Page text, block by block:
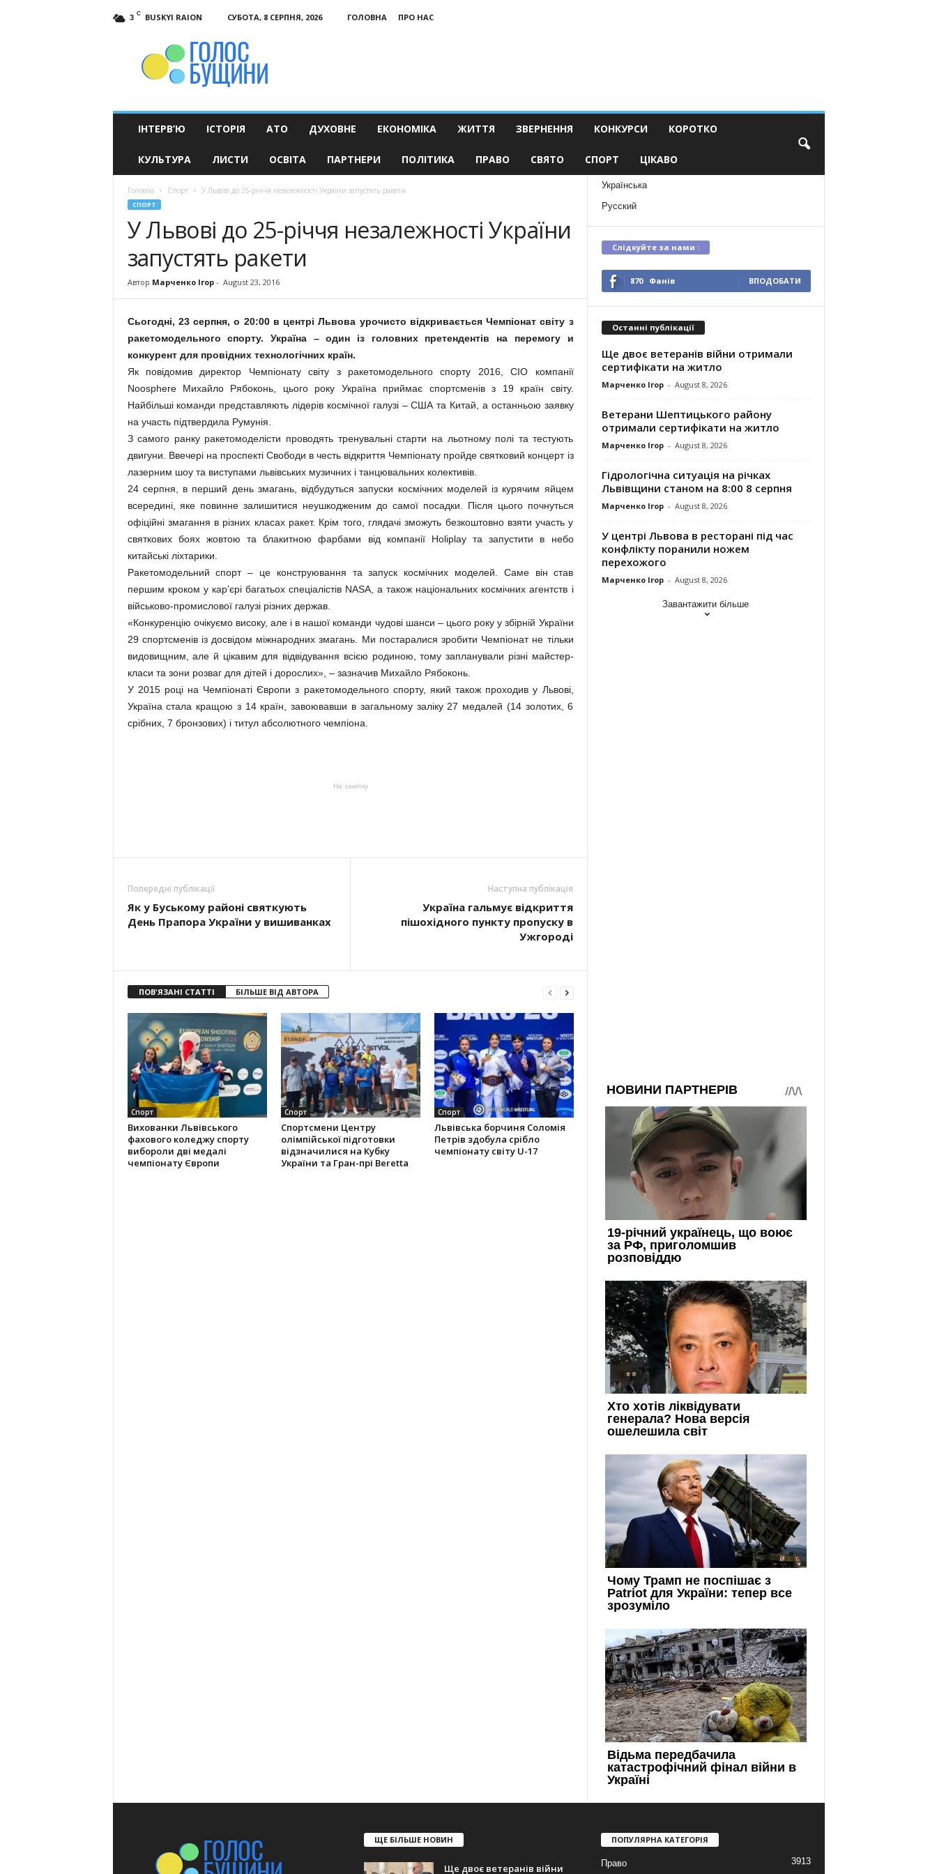
3 C BUSKYI RAION СУБОТА, 8 СЕРПНЯ, 2026 ГОЛОВНА
ПРО НАС
ІНТЕРВ’Ю ІСТОРІЯ АТО ДУХОВНЕ ЕКОНОМІКА ЖИТТЯ ЗВЕРНЕННЯ КОНКУРСИ КОРОТКО
КУЛЬТУРА ЛИСТИ ОСВІТА ПАРТНЕРИ ПОЛІТИКА ПРАВО СВЯТО СПОРТ ЦІКАВО
Головна Спорт У Львові до 25-річчя незалежності України запустять ракети
СПОРТ
У Львові до 25-річчя незалежності України
запустять ракети
Автор Марченко Ігор- August 23, 2016
Сьогодні, 23 серпня, о 20:00 в центрі Львова урочисто відкривається Чемпіонат світу з
ракетомодельного спорту. Україна – один із головних претендентів на перемогу и
конкурент для провідних технологічних країн.
Як повідомив директор Чемпіонату світу з ракетомодельного спорту 2016, CIO компанії
Noosphere Михайло Рябоконь, цього року Україна приймає спортсменів з 19 країн світу.
Найбільші команди представляють лідерів космічної галузі – США та Китай, а останньою заявку
на участь підтвердила Румунія.
З самого ранку ракетомоделісти проводять тренувальні старти на льотному полі та тестують
двигуни. Ввечері на проспекті Свободи в честь відкриття Чемпіонату пройде святковий концерт із
лазерним шоу та виступами львівських музичних і танцювальних колективів.
24 серпня, в перший день змагань, відбудуться запуски космічних моделей із курячим яйцем
всередині, яке повинне залишитися неушкодженим до самої посадки. Після цього почнуться
офіційні змагання в різних класах ракет. Крім того, глядачі зможуть безкоштовно взяти участь у
святкових боях жовтою та блакитною фарбами від компанії Holiplay та запустити в небо
китайські ліхтарики.
Ракетомодельний спорт – це конструювання та запуск космічних моделей. Саме він став
першим кроком у кар’єрі багатьох спеціалістів NASA, а також національних космічних агентств і
військово-промислової галузі різних держав.
«Конкуренцію очікуємо високу, але і в нашої команди чудові шанси – цього року у збірній України
29 спортсменів із досвідом міжнародних змагань. Ми постаралися зробити Чемпіонат не тільки
видовищним, але й цікавим для відвідування всією родиною, тому запланували різні майстер-
класи та зони розваг для дітей і дорослих», – зазначив Михайло Рябоконь.
У 2015 році на Чемпіонаті Європи з ракетомодельного спорту, який також проходив у Львові,
Україна стала кращою з 14 країн, завоювавши в загальному заліку 27 медалей (14 золотих, 6
срібних, 7 бронзових) і титул абсолютного чемпіона.
На замітку
Попередні публікації
Як у Буському районі святкують
День Прапора України у вишиванках
Наступна публікація
Україна гальмує відкриття
пішохідного пункту пропуску в
Ужгороді
ПОВ'ЯЗАНІ СТАТТІ БІЛЬШЕ ВІД АВТОРА
Спорт
Вихованки Львівського
фахового коледжу спорту
вибороли дві медалі
чемпіонату Європи
Спорт
Спортсмени Центру
олімпійської підготовки
відзначилися на Кубку
України та Гран-прі Beretta
Спорт
Львівська борчиня Соломія
Петрів здобула срібло
чемпіонату світу U-17
Українська
Русский
Слідкуйте за нами :
870 Фанів ВПОДОБАТИ
Останні публікації
Ще двоє ветеранів війни отримали
сертифікати на житло
Марченко Ігор - August 8, 2026
Ветерани Шептицького району
отримали сертифікати на житло
Марченко Ігор - August 8, 2026
Гідрологічна ситуація на річках
Львівщини станом на 8:00 8 серпня
Марченко Ігор - August 8, 2026
У центрі Львова в ресторані під час
конфлікту поранили ножем
перехожого
Марченко Ігор - August 8, 2026
Завантажити більше
ЩЕ БІЛЬШЕ НОВИН
Ще двоє ветеранів війни
ПОПУЛЯРНА КАТЕГОРІЯ
Право 3913